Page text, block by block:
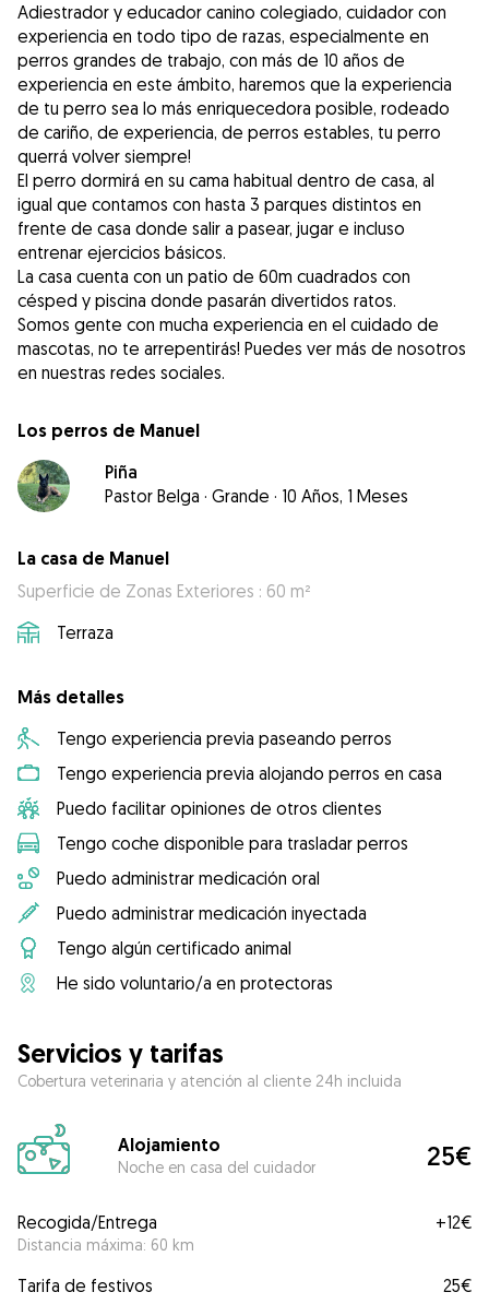
Adiestrador y educador canino colegiado, cuidador con
experiencia en todo tipo de razas, especialmente en
perros grandes de trabajo, con más de 10 años de
experiencia en este ámbito, haremos que la experiencia
de tu perro sea lo más enriquecedora posible, rodeado
de cariño, de experiencia, de perros estables, tu perro
querrá volver siempre!
El perro dormirá en su cama habitual dentro de casa, al
igual que contamos con hasta 3 parques distintos en
frente de casa donde salir a pasear, jugar e incluso
entrenar ejercicios básicos.
La casa cuenta con un patio de 60m cuadrados con
césped y piscina donde pasarán divertidos ratos.
Somos gente con mucha experiencia en el cuidado de
mascotas, no te arrepentirás! Puedes ver más de nosotros
en nuestras redes sociales.
Los perros de Manuel
Piña
Pastor Belga · Grande · 10 Años, 1 Meses
La casa de Manuel
Superficie de Zonas Exteriores : 60 m²
Terraza
Más detalles
Tengo experiencia previa paseando perros
Tengo experiencia previa alojando perros en casa
Puedo facilitar opiniones de otros clientes
Tengo coche disponible para trasladar perros
Puedo administrar medicación oral
Puedo administrar medicación inyectada
Tengo algún certificado animal
He sido voluntario/a en protectoras
Servicios y tarifas
Cobertura veterinaria y atención al cliente 24h incluida
Alojamiento
Noche en casa del cuidador 25€
Recogida/Entrega
Distancia máxima: 60 km
+12€
Tarifa de festivos
25€